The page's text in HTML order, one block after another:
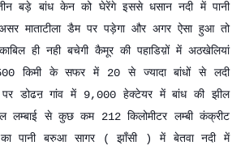
बड़े बांध केन को घेरेंगे इससे धसान नदी में पानी
माताटीला डैम पर पड़ेगा और अगर ऐसा हुआ तो
ही नही बचेगी कैमूर की पहाडिय़ों में अठखेलियां
किमी के सफर में 20 से ज्यादा बांधों से लदी
डोढऩ गांव में 9,000 हेक्टेयर में बांध की झील
से कुछ कम 212 किलोमीटर लम्बी कंक्रीट
पानी बरुआ सागर ( झाँसी ) में बेतवा नदी में